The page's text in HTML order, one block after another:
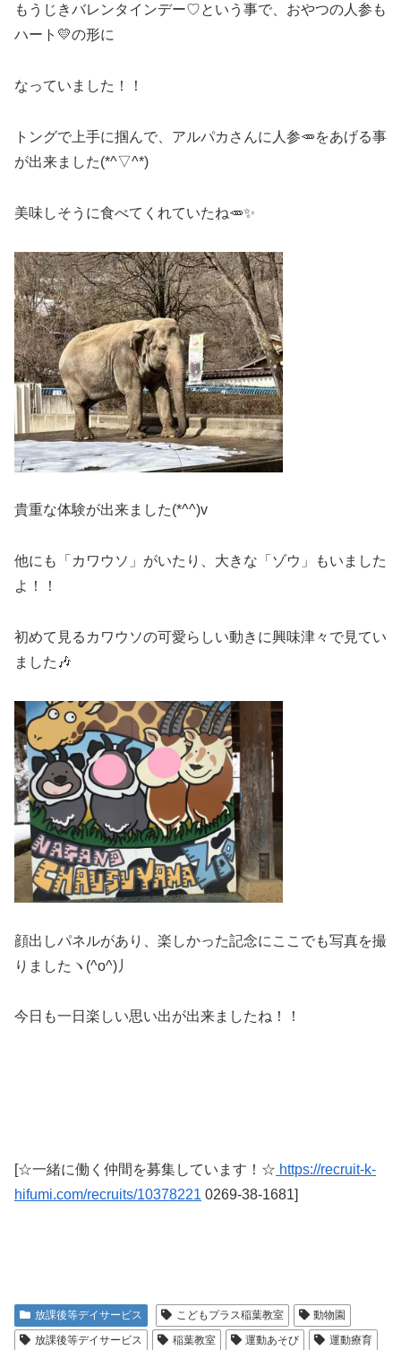
もうじきバレンタインデー♡という事で、おやつの人参も
ハート💛の形に
なっていました！！
トングで上手に掴んで、アルパカさんに人参🥕をあげる事
が出来ました(*^▽^*)
美味しそうに食べてくれていたね🥕✨
貴重な体験が出来ました(*^^)v
他にも「カワウソ」がいたり、大きな「ゾウ」もいました
よ！！
初めて見るカワウソの可愛らしい動きに興味津々で見てい
ました🎶
顔出しパネルがあり、楽しかった記念にここでも写真を撮
りましたヽ(^o^)丿
今日も一日楽しい思い出が出来ましたね！！
[☆一緒に働く仲間を募集しています！☆ https://recruit-k-
hifumi.com/recruits/10378221 0269-38-1681]
放課後等デイサービス こどもプラス稲葉教室
動物園
放課後等デイサービス
稲葉教室 運動あそび 運動療育